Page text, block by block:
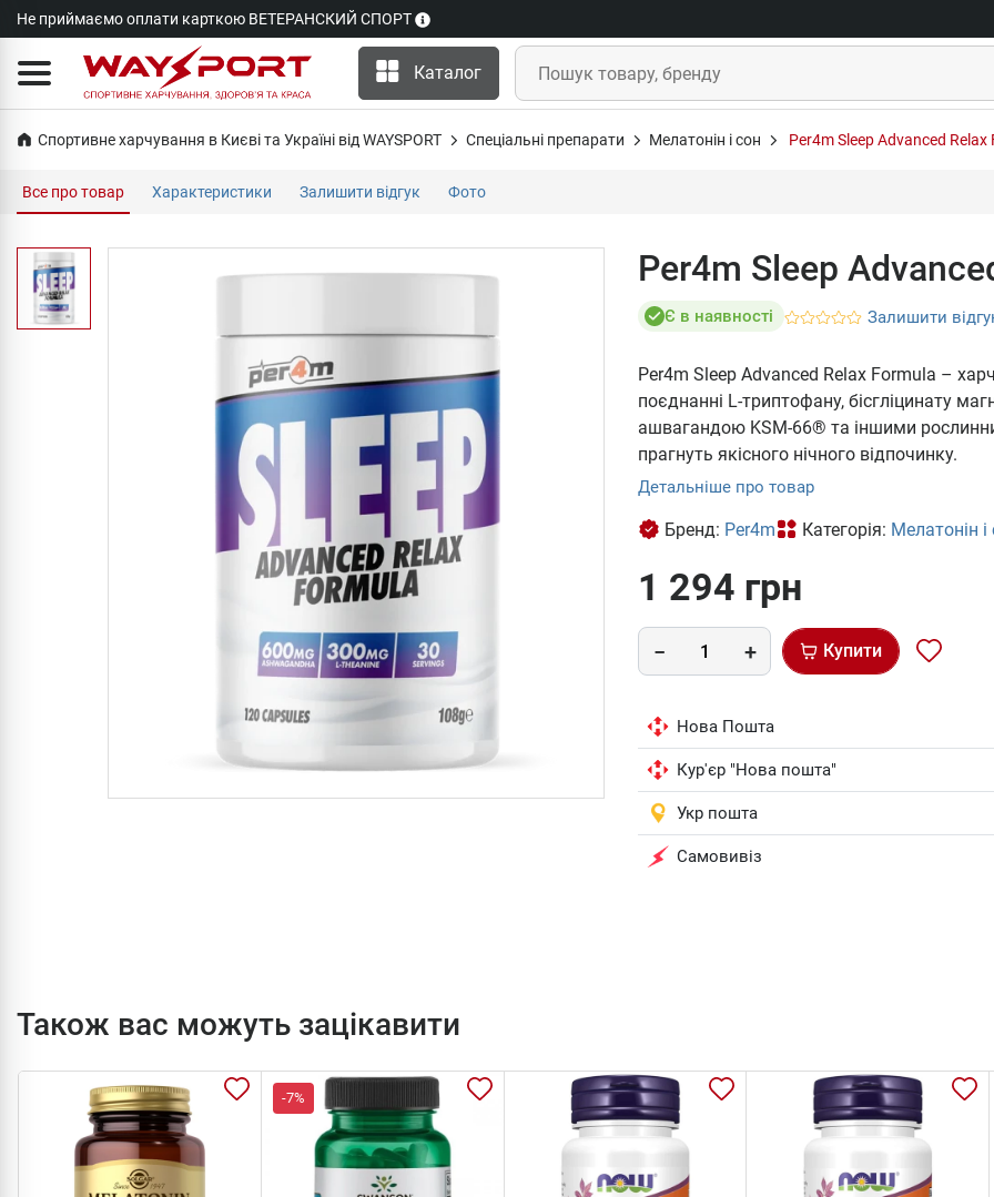
Не приймаємо оплати карткою ВЕТЕРАНСКИЙ СПОРТ
Каталог
Спортивне харчування в Києві та Україні від WAYSPORT Cпеціальні препарати Мелатонін і сон Per4m Sleep Advanced
Все про товар Характеристики Залишити відгук Фото
Per4m Sleep
Є в наявності Залишити
Per4m Sleep Advanced Relax Formula –
поєднанні L-триптофану, бісгліцинату
ашвагандою KSM-66® та іншими
прагнуть якісного нічного відпочинку.
Детальніше про товар
Бренд: Per4m Категорія: Мелатонін і
1 294 грн
Купити
Нова Пошта
Кур'єр "Нова пошта"
Укр пошта
Самовивіз
Також вас можуть зацікавити
-7%